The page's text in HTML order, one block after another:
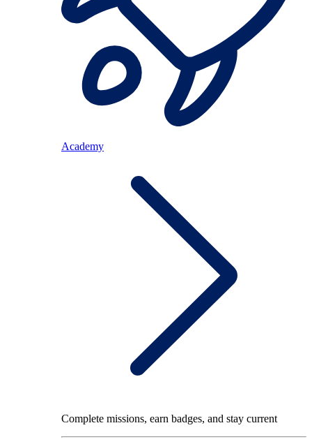
Academy
Complete missions, earn badges, and stay current